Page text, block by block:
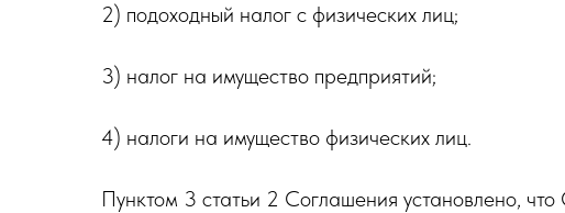
2) подоходный налог с физических лиц;
3) налог на имущество предприятий;
4) налоги на имущество физических лиц.
Пунктом 3 статьи 2 Соглашения установлено,